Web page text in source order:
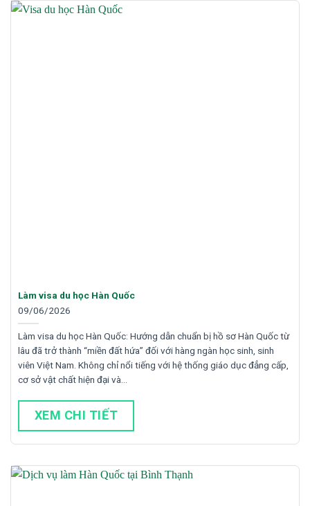
Làm visa du học Hàn Quốc
09/06/2026
Làm visa du học Hàn Quốc: Hướng dẫn chuẩn bị hồ sơ Hàn Quốc từ
lâu đã trở thành “miền đất hứa” đối với hàng ngàn học sinh, sinh
viên Việt Nam. Không chỉ nổi tiếng với hệ thống giáo dục đẳng cấp,
cơ sở vật chất hiện đại và…
XEM CHI TIẾT